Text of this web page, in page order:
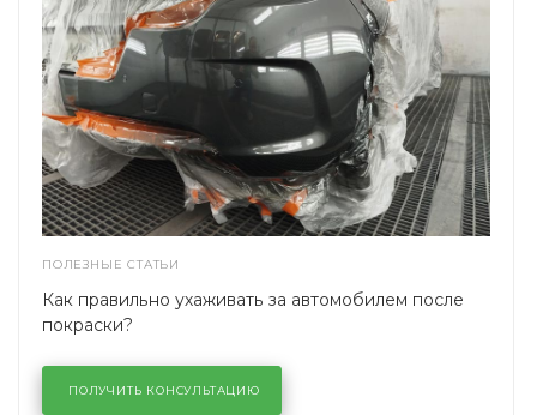
ПОЛЕЗНЫЕ СТАТЬИ
Как правильно ухаживать за автомобилем после
покраски?
ПОЛУЧИТЬ КОНСУЛЬТАЦИЮ